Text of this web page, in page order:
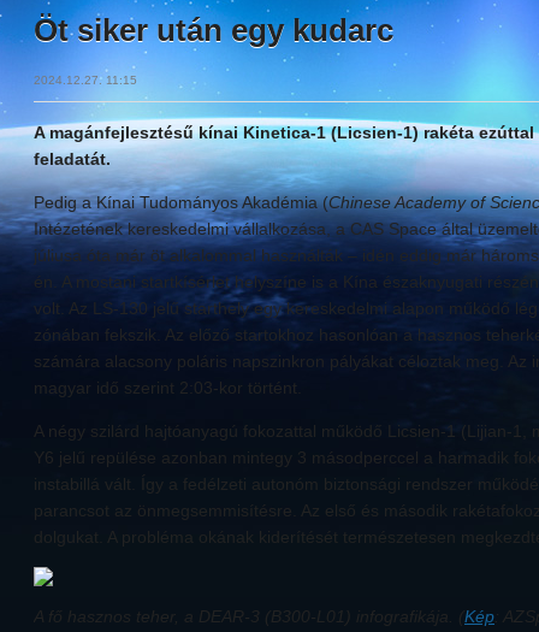
Öt siker után egy kudarc
2024.12.27. 11:15
A magánfejlesztésű kínai Kinetica-1 (Licsien-1) rakéta
feladatát.
Pedig a Kínai Tudományos Akadémia (Chinese Academy of
Intézetének kereskedelmi vállalkozása, a CAS Space által
júliusa óta már öt alkalommal használták – idén eddig már
én. A mostani startkísérlet helyszíne is a Kína északnyugati
volt. Az LS-130 jelű starthely egy kereskedelmi alapon működő
zónában fekszik. Az előző startokhoz hasonlóan a hasznos
számára alacsony poláris napszinkron pályákat céloztak meg. Az
magyar idő szerint 2:03-kor történt.
A négy szilárd hajtóanyagú fokozattal működő Licsien-1 (Lijian-1,
Y6 jelű repülése azonban mintegy 3 másodperccel a harmadik
instabillá vált. Így a fedélzeti autonóm biztonsági rendszer
parancsot az önmegsemmisítésre. Az első és második
dolgukat. A probléma okának kiderítését természetesen
A fő hasznos teher, a DEAR-3 (B300-L01) infografikája. (Kép: